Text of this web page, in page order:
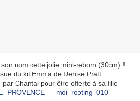
nom cette jolie mini-reborn (30cm) !!
du kit Emma de Denise Pratt
par Chantal pour être offerte à sa fille